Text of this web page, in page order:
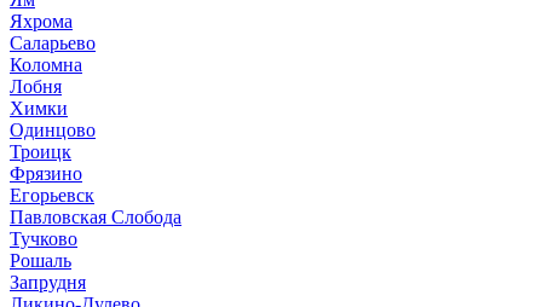
Яхрома
Саларьево
Коломна
Лобня
Химки
Одинцово
Троицк
Фрязино
Егорьевск
Павловская Слобода
Тучково
Рошаль
Запрудня